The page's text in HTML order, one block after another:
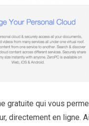
gratuite qui vous
directement en ligne.